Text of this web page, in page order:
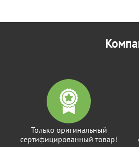
Только оригинальный
сертифицированный товар!